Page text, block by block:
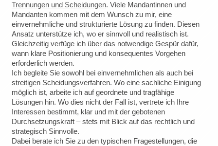
Trennungen und Scheidungen. Viele Mandantinnen und
Mandanten kommen mit dem Wunsch zu mir, eine
einvernehmliche und strukturierte Lösung zu finden. Diesen
Ansatz unterstütze ich, wo er sinnvoll und realistisch ist.
Gleichzeitig verfüge ich über das notwendige Gespür dafür,
wann klare Positionierung und konsequentes Vorgehen
erforderlich werden.
Ich begleite Sie sowohl bei einvernehmlichen als auch bei
streitigen Scheidungsverfahren. Wo eine sachliche Einigung
möglich ist, arbeite ich auf geordnete und tragfähige
Lösungen hin. Wo dies nicht der Fall ist, vertrete ich Ihre
Interessen bestimmt, klar und mit der gebotenen
Durchsetzungskraft – stets mit Blick auf das rechtlich und
strategisch Sinnvolle.
Dabei berate ich Sie zu den typischen Fragestellungen, die